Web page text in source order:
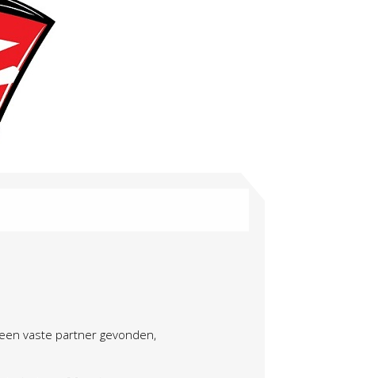
vaste partner gevonden,